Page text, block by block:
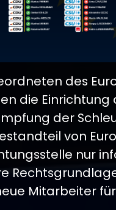
des
die Einrichtung
der
von
nur
Mitarbeiter